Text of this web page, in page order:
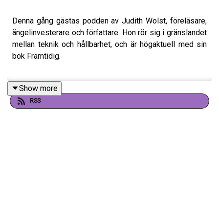
Denna gång gästas podden av Judith Wolst, föreläsare,
ängelinvesterare och författare. Hon rör sig i gränslandet
mellan teknik och hållbarhet, och är högaktuell med sin
bok Framtidig.
Judith berättar om en resa som har tagit henne till de
stora tech- och hållbarhetsscenerna, och var hennes
Show more
RSS